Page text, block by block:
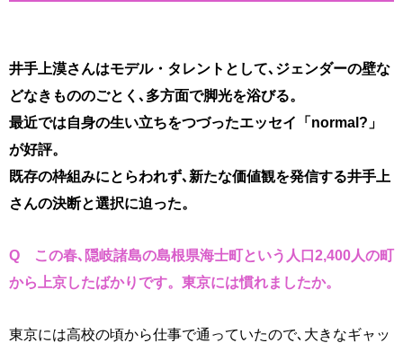
井手上漠さんはモデル・タレントとして､ ジェンダーの壁な
どなきもののごとく､多方面で脚光を浴びる。
最近では自身の生い立ちをつづったエッセイ「normal?」
が好評。
既存の枠組みにとらわれず､新たな価値観を発信する井手上
さんの決断と選択に迫った。
Q この春､隠岐諸島の島根県海士町という人口2,400人の町
から上京したばかりです。 東京には慣れましたか。
東京には高校の頃から仕事で通っていたので､大きなギャッ